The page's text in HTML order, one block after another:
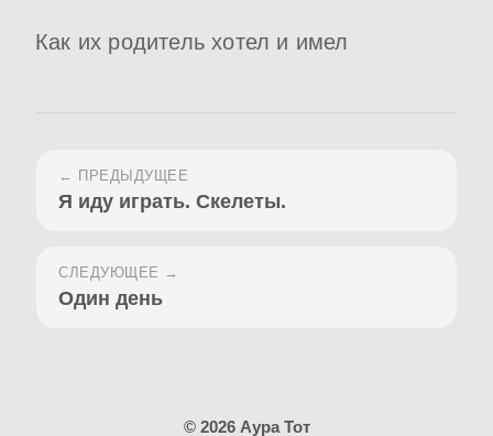
Как их родитель хотел и имел
← ПРЕДЫДУЩЕЕ
Я иду играть. Скелеты.
СЛЕДУЮЩЕЕ →
Один день
© 2026 Аура Тот